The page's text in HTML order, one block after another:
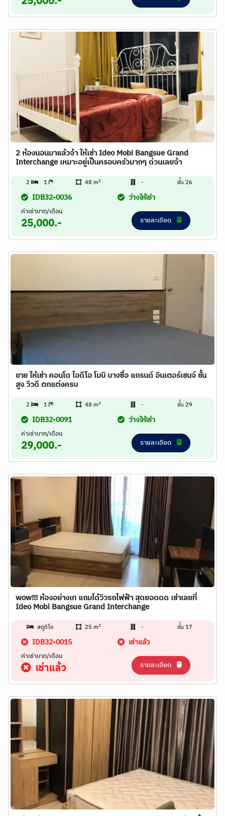
2 ห้องนอนมาแล้วจ้า ให้เช่า Ideo Mobi Bangsue Grand
Interchange เหมาะอยู่เป็นครอบครัวมากๆ ด่วนเลยจ้า
2 1 48 m2 - ชั้น 26
IDB32-0036 ว่างให้เช่า
ค่าเช่าบาท/เดือน
25,000.- รายละเอียด
ขาย ให้เช่า คอนโด ไอดีโอ โมบิ บางซื่อ แกรนด์ อินเตอร์เชนจ์ ชั้น
สูง วิวดี ตกแต่งครบ
2 1 48 m2 - ชั้น 29
IDB32-0091 ว่างให้เช่า
ค่าเช่าบาท/เดือน
29,000.- รายละเอียด
wow!!! ห้องอย่างเท แถมได้วิวรถไฟฟ้า สุดยอดดด เช่าเลยที่
Ideo Mobi Bangsue Grand Interchange
สตูดิโอ 25 m2 - ชั้น 17
IDB32-0015 เช่าแล้ว
ค่าเช่าบาท/เดือน
เช่าแล้ว รายละเอียด